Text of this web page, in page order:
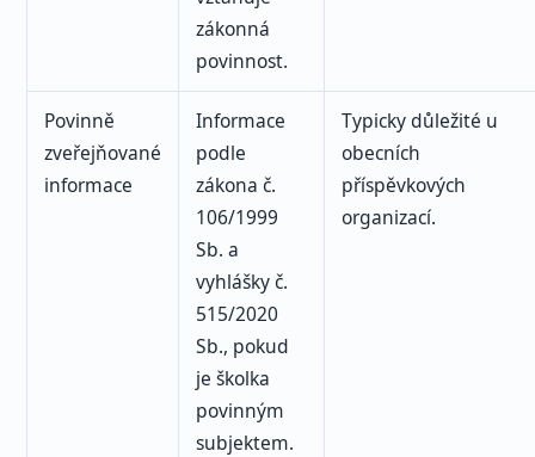
zákonná
povinnost.
Povinně
zveřejňované
informace
Informace
podle
zákona č.
106/1999
Sb. a
vyhlášky č.
515/2020
Sb., pokud
je školka
povinným
subjektem.
Typicky důležité u
obecních
příspěvkových
organizací.